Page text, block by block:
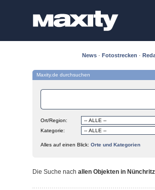
News · Fotostrecken ·
Maxity.de durchsuchen
Ort/Region:
Kategorie:
Alles auf einen Blick: Orte und Kategorien
Die Suche nach allen Objekten in Nünchritz